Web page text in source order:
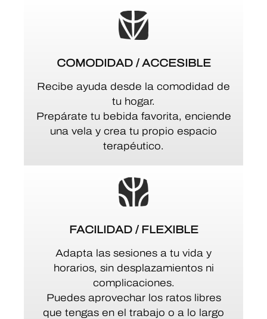
COMODIDAD / ACCESIBLE
Recibe ayuda desde la comodidad de
tu hogar.
Prepárate tu bebida favorita, enciende
una vela y crea tu propio espacio
terapéutico.
FACILIDAD / FLEXIBLE
Adapta las sesiones a tu vida y
horarios, sin desplazamientos ni
complicaciones.
Puedes aprovechar los ratos libres
que tengas en el trabajo o a lo largo